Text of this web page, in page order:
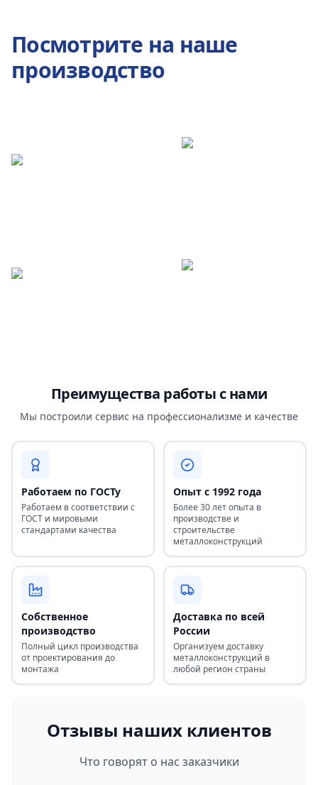
Посмотрите на наше
производство
Преимущества работы с нами
Мы построили сервис на профессионализме и качестве
Работаем по ГОСТу
Работаем в соответствии с
ГОСТ и мировыми
стандартами качества
Опыт с 1992 года
Более 30 лет опыта в
производстве и
строительстве
металлоконструкций
Собственное
производство
Полный цикл производства
от проектирования до
монтажа
Доставка по всей
России
Организуем доставку
металлоконструкций в
любой регион страны
Отзывы наших клиентов
Что говорят о нас заказчики